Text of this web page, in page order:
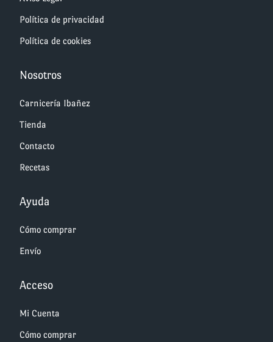
Política de privacidad
Política de cookies
Nosotros
Carnicería Ibañez
Tienda
Contacto
Recetas
Ayuda
Cómo comprar
Envío
Acceso
Mi Cuenta
Cómo comprar